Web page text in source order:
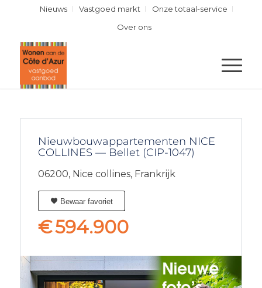
Nieuws Vastgoed markt
Onze totaal-service
Over ons
Nieuwbouwappartementen NICE
COLLINES — Bellet (CIP-1047)
06200, Nice collines, Frankrijk
Bewaar favoriet
€594.900